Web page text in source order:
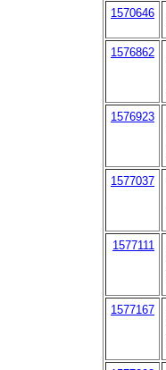
1570646
1576862
1576923
1577037
1577111
1577167